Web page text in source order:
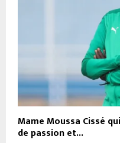
Mame Moussa Cissé
de passion et...